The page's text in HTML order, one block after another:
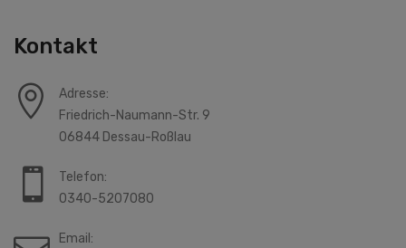
Kontakt
Adresse:
Friedrich-Naumann-Str. 9
06844 Dessau-Roßlau
Telefon:
0340-5207080
Email: